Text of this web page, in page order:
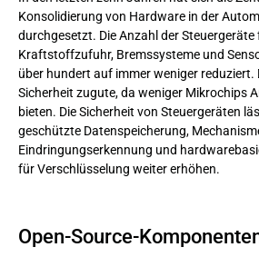
Konsolidierung von Hardware in der
durchgesetzt. Die Anzahl der
Kraftstoffzufuhr, Bremssysteme und
über hundert auf immer weniger reduziert.
Sicherheit zugute, da weniger Mikrochips
bieten. Die Sicherheit von Steuergeräten
geschützte Datenspeicherung,
Eindringungserkennung und
für Verschlüsselung weiter erhöhen.
Open-Source-